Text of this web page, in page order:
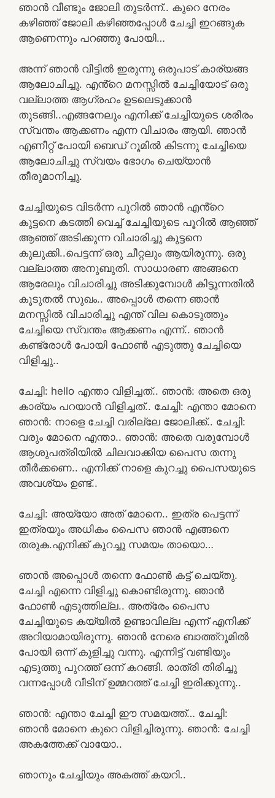
ഞാൻ വീണ്ടും ജോലി തുടർന്ന്.. കുറെ നേരം
കഴിഞ്ഞ് ജോലി കഴിഞ്ഞപ്പോൾ ചേച്ചി ഇറങ്ങുക
ആണെന്നും പറഞ്ഞു പോയി…
അന്ന് ഞാൻ വീട്ടിൽ ഇരുന്നു ഒരുപാട് കാര്യങ്ങ
ആലോചിച്ചു. എൻ്റെ മനസ്സിൽ ചേച്ചിയോട് ഒരു
വല്ലാത്ത ആഗ്രഹം ഉടലെടുക്കാൻ
തുടങ്ങി..എങ്ങനേലും എനിക്ക് ചേച്ചിയുടെ ശരീരം
സ്വന്തം ആക്കണം എന്ന വിചാരം ആയി. ഞാൻ
എണീറ്റ് പോയി ബെഡ് റൂമിൽ കിടന്നു ചേച്ചിയെ
ആലോചിച്ചു സ്വയം ഭോഗം ചെയ്യാൻ
തീരുമാനിച്ചു.
ചേച്ചിയുടെ വിടർന്ന പൂറിൽ ഞാൻ എൻ്റെ
കുട്ടനെ കടത്തി വെച്ച് ചേച്ചിയുടെ പൂറിൽ ആഞ്ഞ്
ആഞ്ഞ് അടിക്കുന്ന വിചാരിച്ചു കുട്ടനെ
കുലുക്കി..പെട്ടന്ന് ഒരു ചീറ്റലും ആയിരുന്നു. ഒരു
വല്ലാത്ത അനുബുതി. സാധാരണ അങ്ങനെ
ആരേലും വിചാരിച്ചു അടിക്കുമ്പോൾ കിട്ടുന്നതിൽ
കൂടുതൽ സുഖം.. അപ്പൊൾ തന്നെ ഞാൻ
മനസ്സിൽ വിചാരിച്ചു എന്ത് വില കൊടുത്തും
ചേച്ചിയെ സ്വന്തം ആക്കണം എന്ന്.. ഞാൻ
കണ്ട്രോൾ പോയി ഫോൺ എടുത്തു ചേച്ചിയെ
വിളിച്ചു..
ചേച്ചി: hello എന്താ വിളിച്ചത്.. ഞാൻ: അതെ ഒരു
കാര്യം പറയാൻ വിളിച്ചത്.. ചേച്ചി: എന്താ മോനെ
ഞാൻ: നാളെ ചേച്ചി വരില്ലേ ജോലിക്ക്.. ചേച്ചി:
വരും മോനെ എന്താ.. ഞാൻ: അതെ വരുമ്പോൾ
ആശുപത്രിയിൽ ചിലവാക്കിയ പൈസ തന്നു
തീർക്കണെ.. എനിക്ക് നാളെ കുറച്ചു പൈസയുടെ
അവശ്യം ഉണ്ട്..
ചേച്ചി: അയ്യോ അത് മോനെ.. ഇത്ര പെട്ടന്ന്
ഇത്രയും അധികം പൈസ ഞാൻ എങ്ങനെ
തരുക.എനിക്ക് കുറച്ചു സമയം തായൊ…
ഞാൻ അപ്പൊൾ തന്നെ ഫോൺ കട്ട് ചെയ്തു.
ചേച്ചി എന്നെ വിളിച്ചു കൊണ്ടിരുന്നു. ഞാൻ
ഫോൺ എടുത്തില്ല.. അത്രേം പൈസ
ചേച്ചിയുടെ കയ്യിൽ ഉണ്ടാവില്ല എന്ന് എനിക്ക്
അറിയാമായിരുന്നു. ഞാൻ നേരെ ബാത്ത്റൂമിൽ
പോയി ഒന്ന് കുളിച്ചു വന്നു. എന്നിട്ട് വണ്ടിയും
എടുത്തു പുറത്ത് ഒന്ന് കറങ്ങി. രാത്രി തിരിച്ചു
വന്നപ്പോൾ വീടിന് ഉമ്മറത്ത് ചേച്ചി ഇരിക്കുന്നു..
ഞാൻ: എന്താ ചേച്ചി ഈ സമയത്ത്… ചേച്ചി:
ഞാൻ മോനെ കുറെ വിളിച്ചിരുന്നു. ഞാൻ: ചേച്ചി
അകത്തേക്ക് വായോ..
ഞാനും ചേച്ചിയും അകത്ത് കയറി..